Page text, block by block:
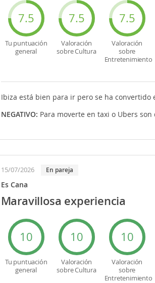
7.5
Tu puntuación
general
7.5
Valoración
sobre Cultura
7.5
Valoración
sobre
Entretenimiento
Ibiza está bien para ir pero se ha
NEGATIVO: Para moverte en taxi o Ubers
15/07/2026 en pareja
Es Cana
Maravillosa experiencia
10
Tu puntuación
general
10
Valoración
sobre Cultura
10
Valoración
sobre
Entretenimiento